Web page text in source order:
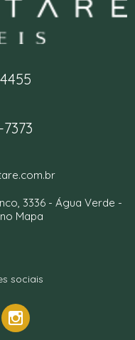
3336 - Água Verde -
Mapa
sociais